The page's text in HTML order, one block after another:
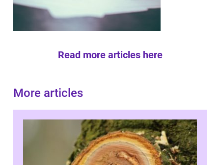
Read more articles here
More articles